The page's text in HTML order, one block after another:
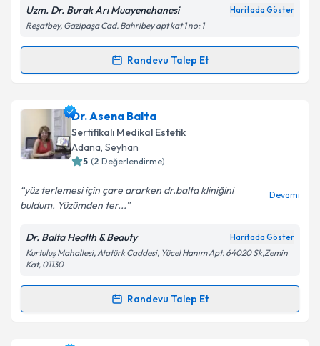
kapsamda işlenmesini kabul ediyorum.
Takvim Talebini Gönder
Uzm. Dr. Burak Arı Muayenehanesi Haritada Göster
Reşatbey, Gazipaşa Cad. Bahribey apt kat 1 no: 1
Randevu Talep Et
Randevu Takvimi Talebi
Uzm. Dr. Burak Arıiçin randevu takvimi talebi
oluşturun. Size bu uzmandan randevu almanız için bir
takvim hazırlandığında e-posta ile bilgilendireceğiz.
Kişisel verilerimin işlenmesine ilişkin
Aydınlatma
Metni'ni okudum ve kişisel verilerimin belirtilen
Takvim Talebini Gönder
Dr. Asena Balta
Sertifikalı Medikal Estetik
Adana, Seyhan
5 (2 Değerlendirme)
yüz terlemesi için çare ararken dr.balta kliniğini
buldum. Yüzümden ter...
Devamı
Dr. Balta Health & Beauty Haritada Göster
Kurtuluş Mahallesi, Atatürk Caddesi, Yücel Hanım Apt. 64020 Sk,Zemin
Kat, 01130
Randevu Talep Et
Randevu Takvimi Talebi